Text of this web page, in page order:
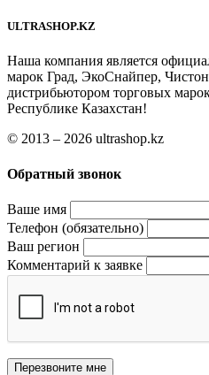
ULTRASHOP.KZ
Наша компания является
марок Град, ЭкоСнайпер,
дистрибьютором торговых
Республике Казахстан!
© 2013 – 2026 ultrashop.kz
Обратный звонок
Ваше имя
Телефон (обязательно)
Ваш регион
Комментарий к заявке
Перезвоните мне